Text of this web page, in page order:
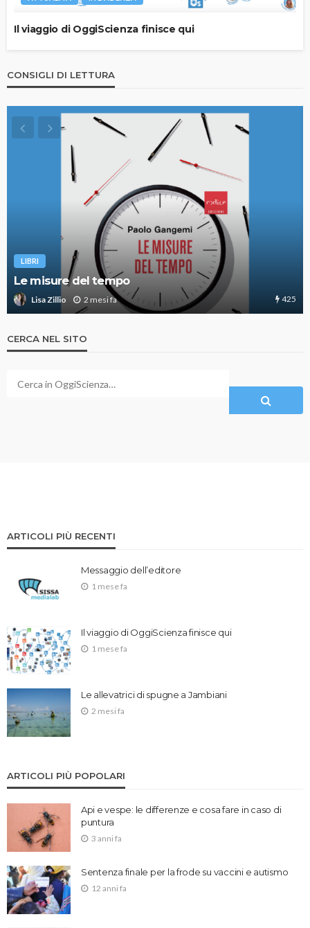
Il viaggio di OggiScienza finisce qui
CONSIGLI DI LETTURA
LIBRI
Le misure del tempo
Lisa Zillio 2 mesi fa 425
CERCA NEL SITO
ARTICOLI PIÙ RECENTI
Messaggio dell’editore
1 mese fa
Il viaggio di OggiScienza finisce qui
1 mese fa
Le allevatrici di spugne a Jambiani
2 mesi fa
ARTICOLI PIÙ POPOLARI
Api e vespe: le differenze e cosa fare in caso di
puntura
3 anni fa
Sentenza finale per la frode su vaccini e autismo
12 anni fa